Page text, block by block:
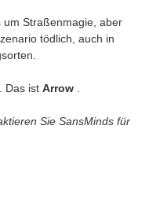
um Straßenmagie, aber
tödlich, auch in
Das ist Arrow
Sie SansMinds für